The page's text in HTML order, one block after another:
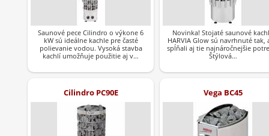
Saunové pece Cilindro o výkone 6
kW sú ideálne kachle pre časté
polievanie vodou. Vysoká stavba
kachlí umožňuje použitie aj v…
Novinka! Stojaté saunové
HARVIA Glow sú navrhnuté tak,
spĺňali aj tie najnáročnejšie
Štýlová…
Cilindro PC90E Vega BC45